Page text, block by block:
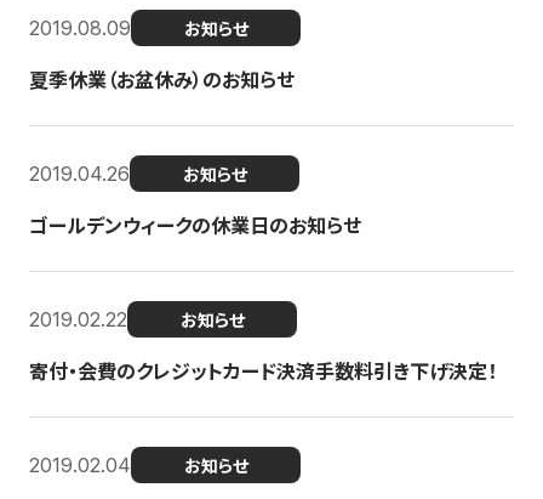
2019.08.09 お知らせ
夏季休業（お盆休み）のお知らせ
2019.04.26 お知らせ
ゴールデンウィークの休業日のお知らせ
2019.02.22 お知らせ
寄付・会費のクレジットカード決済手数料引き下げ決定！
2019.02.04 お知らせ